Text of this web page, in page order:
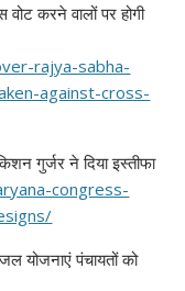
वोट करने वालों पर होगी
rajya-sabha-
against-cross-
गुर्जर ने दिया इस्तीफा
congress-
जल योजनाएं पंचायतों को